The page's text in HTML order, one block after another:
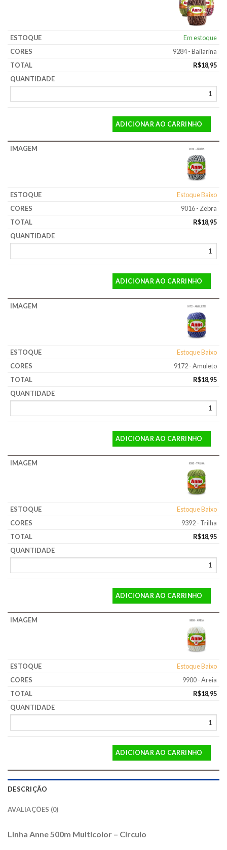
Em estoque
9284 - Bailarina
R$18,95
ADICIONAR AO CARRINHO
Estoque Baixo
9016 - Zebra
R$18,95
ADICIONAR AO CARRINHO
Estoque Baixo
9172 - Amuleto
R$18,95
ADICIONAR AO CARRINHO
Estoque Baixo
9392 - Trilha
R$18,95
ADICIONAR AO CARRINHO
Estoque Baixo
9900 - Areia
R$18,95
ADICIONAR AO CARRINHO
DESCRIÇÃO
AVALIAÇÕES (0)
Linha Anne 500m Multicolor – Circulo